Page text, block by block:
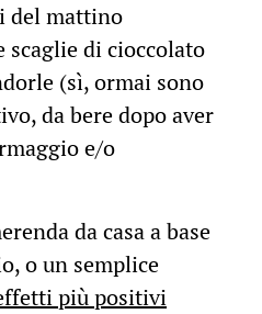
del mattino
scaglie di cioccolato
(sì, ormai sono
da bere dopo aver
e/o
da casa a base
o un semplice
più positivi